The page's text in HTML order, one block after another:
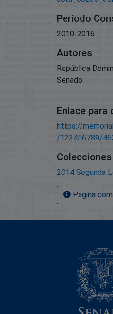
Período
2010-2016
Autores
República
Senado
Enlace para
https://
/123456789/
Colecciones
2014 Segunda
Página